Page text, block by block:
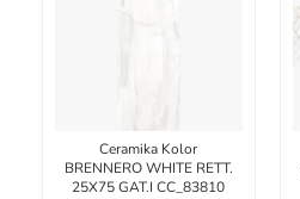
Ceramika Kolor
BRENNERO WHITE RETT.
25X75 GAT.I CC_83810